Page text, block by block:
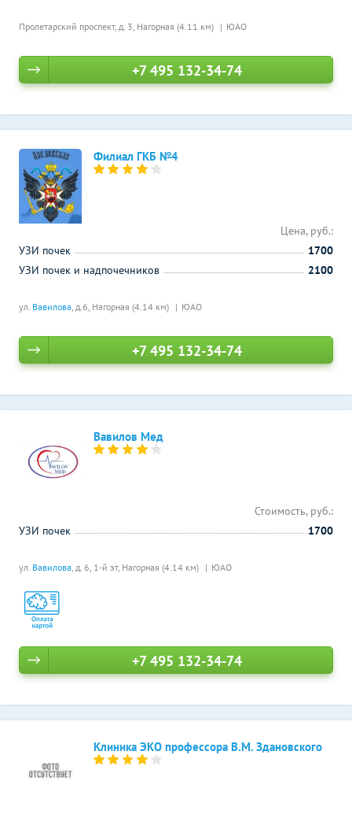
Пролетарский проспект, д. 3, Нагорная (4.11 км) ЮАО
+7 495 132-34-74
Филиал ГКБ №4
ул. Вавилова, д.6, Нагорная (4.14 км) ЮАО
Цена, руб.:
УЗИ почек
1700
УЗИ почек и надпочечников
2100
+7 495 132-34-74
Вавилов Мед
ул. Вавилова, д. 6, 1-й эт, Нагорная (4.14 км) ЮАО
Стоимость, руб.:
УЗИ почек
1700
+7 495 132-34-74
Клиника ЭКО профессора В.М. Здановского